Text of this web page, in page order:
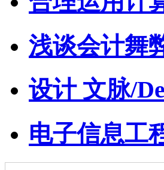
浅谈会计舞
设计 文脉/
电子信息工